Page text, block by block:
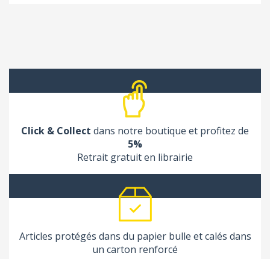
Click & Collect dans notre boutique et profitez de
5%
Retrait gratuit en librairie
Articles protégés dans du papier bulle et calés dans
un carton renforcé